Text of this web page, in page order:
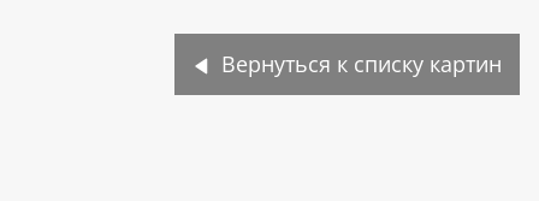
Вернуться к списку картин